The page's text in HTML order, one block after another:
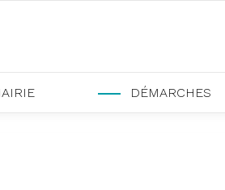
DÉMARCHES